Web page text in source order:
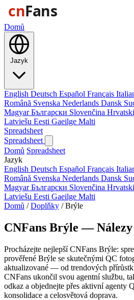
Domů
English Deutsch Español Français
Română Svenska Nederlands Dansk
MagyarБългарски Slovenčina Hrvatski
Latviešu Eesti Gaeilge Malti
Spreadsheet
Spreadsheet
Domů Spreadsheet
Jazyk
English Deutsch Español Français
Română Svenska Nederlands Dansk
MagyarБългарски Slovenčina Hrvatski
Latviešu Eesti Gaeilge Malti
Domů / Doplňky / Brýle
CNFans Brýle —
Procházejte nejlepší CNFans Brýle:
prověřené Brýle se skutečnými QC
aktualizované — od trendových
CNFans ukončil svou agentní službu,
odkaz a objednejte přes aktivní agenty
konsolidace a celosvětová doprava.